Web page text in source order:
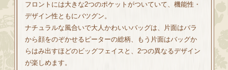
フロントには大きな2つのポケットがついていて、機能性・
デザイン性ともにバツグン。
ナチュラルな風合いで大人かわいいバッグは、片面はバラ
から顔をのぞかせるピーターの総柄、もう片面はバッグか
らはみ出すほどのビッグフェイスと、2つの異なるデザイン
が楽しめます。